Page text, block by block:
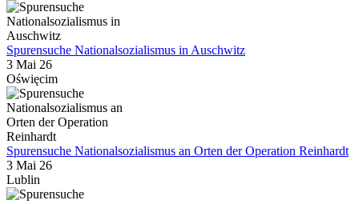
Spurensuche Nationalsozialismus in Auschwitz
3 Mai 26
Oświęcim
Spurensuche Nationalsozialismus an Orten der Operation Reinhardt
3 Mai 26
Lublin